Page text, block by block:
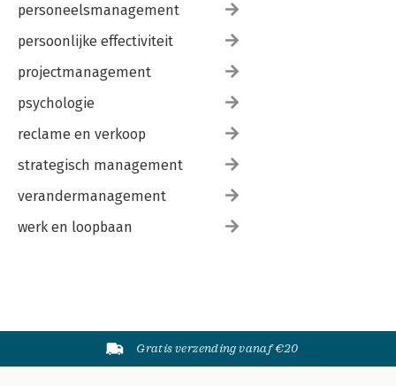
personeelsmanagement
persoonlijke effectiviteit
projectmanagement
psychologie
reclame en verkoop
strategisch management
verandermanagement
werk en loopbaan
Gratis verzending vanaf €20